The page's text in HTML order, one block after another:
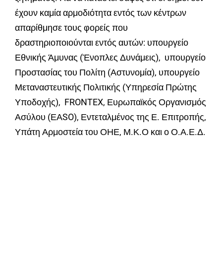
έχουν καμία αρμοδιότητα εντός των κέντρων
απαρίθμησε τους φορείς που
δραστηριοποιούνται εντός αυτών: υπουργείο
Εθνικής Άμυνας (Ένοπλες Δυνάμεις), υπουργείο
Προστασίας του Πολίτη (Αστυνομία), υπουργείο
Μεταναστευτικής Πολιτικής (Υπηρεσία Πρώτης
Υποδοχής), FRONTEX, Ευρωπαϊκός Οργανισμός
Ασύλου (ΕΑSO), Εντεταλμένος της Ε. Επιτροπής,
Υπάτη Αρμοστεία του ΟΗΕ, Μ.Κ.Ο και ο Ο.Α.Ε.Δ.